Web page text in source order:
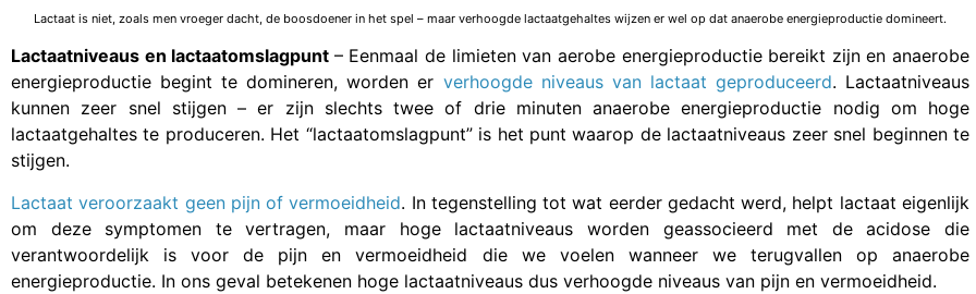
Lactaat is niet, zoals men vroeger dacht, de boosdoener in het spel – maar verhoogde lactaatgehaltes wijzen er wel op dat anaerobe energieproductie domineert.
Lactaatniveaus en lactaatomslagpunt – Eenmaal de limieten van aerobe energieproductie bereikt zijn en anaerobe
energieproductie begint te domineren, worden er verhoogde niveaus van lactaat geproduceerd. Lactaatniveaus
kunnen zeer snel stijgen – er zijn slechts twee of drie minuten anaerobe energieproductie nodig om hoge
lactaatgehaltes te produceren. Het “lactaatomslagpunt” is het punt waarop de lactaatniveaus zeer snel beginnen te
stijgen.
Lactaat veroorzaakt geen pijn of vermoeidheid. In tegenstelling tot wat eerder gedacht werd, helpt lactaat eigenlijk
om deze symptomen te vertragen, maar hoge lactaatniveaus worden geassocieerd met de acidose die
verantwoordelijk is voor de pijn en vermoeidheid die we voelen wanneer we terugvallen op anaerobe
energieproductie. In ons geval betekenen hoge lactaatniveaus dus verhoogde niveaus van pijn en vermoeidheid.